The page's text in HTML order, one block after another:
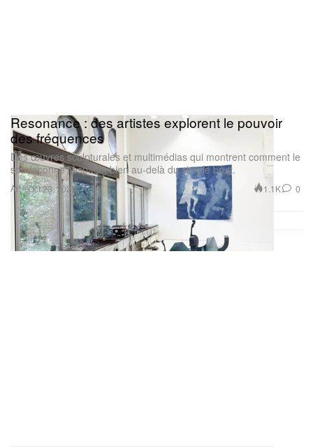
Art
Resonance : des artistes explorent le pouvoir
des fréquences
Des œuvres sculpturales et multimédias qui montrent comment le
son façonne l’espace, bien au-delà du simple bruit.
Oct 23, 2025 1.1K 0